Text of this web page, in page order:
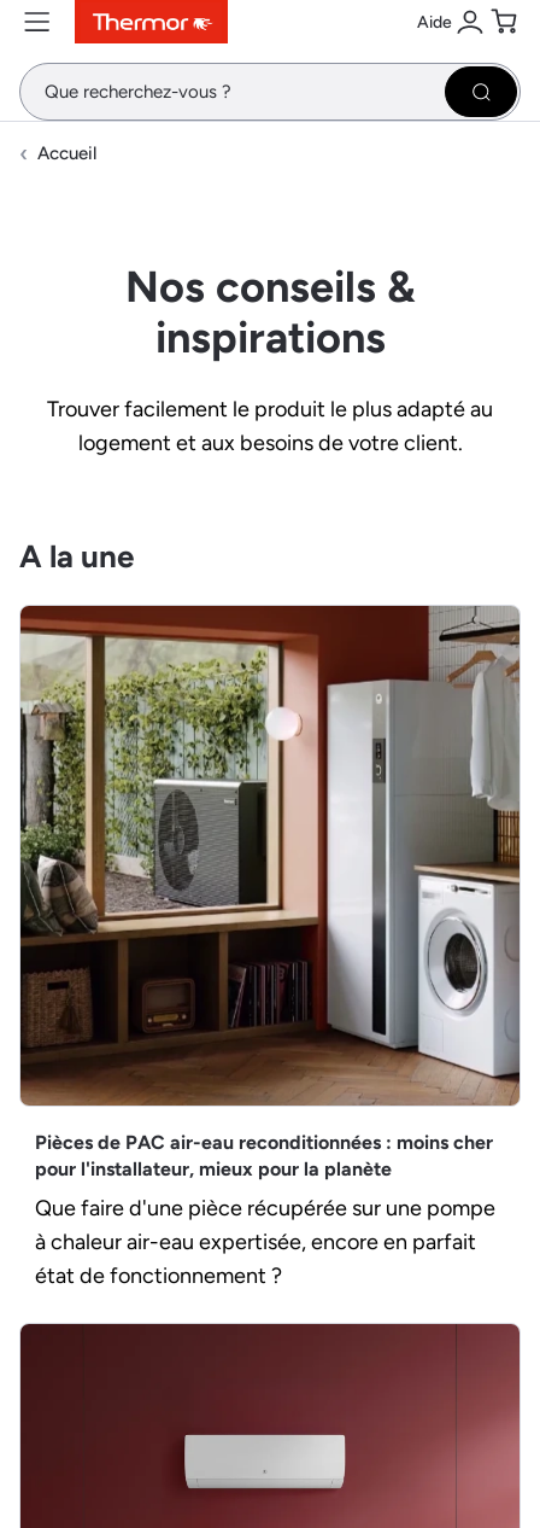
ContenuMenuRecherche Aide
Se
Accueil
Nos conseils &
inspirations
Trouver facilement le produit le plus adapté au
logement et aux besoins de votre client.
A la une
Pièces de PAC air-eau reconditionnées : moins cher
pour l'installateur, mieux pour la planète
Que faire d'une pièce récupérée sur une pompe
à chaleur air-eau expertisée, encore en parfait
état de fonctionnement ?